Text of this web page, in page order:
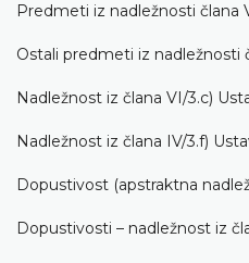
Predmeti iz nadležnosti člana
Ostali predmeti iz nadležnosti
Nadležnost iz člana VI/3.c)
Nadležnost iz člana IV/3.f)
Dopustivost (apstraktna
Dopustivosti – nadležnost iz